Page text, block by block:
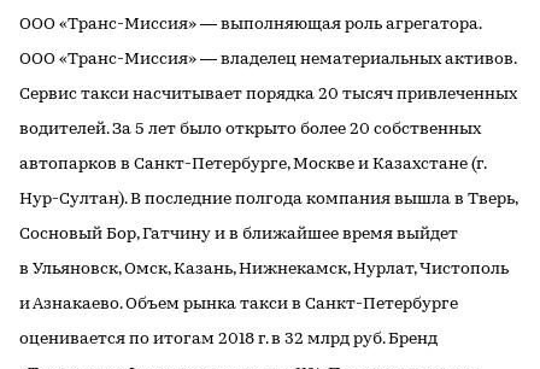
ООО «Транс-Миссия» — выполняющая роль агрегатора.
ООО «Транс-Миссия» — владелец нематериальных активов.
Сервис такси насчитывает порядка 20 тысяч привлеченных
водителей. За 5 лет было открыто более 20 собственных
автопарков в Санкт-Петербурге, Москве и Казахстане (г.
Нур-Султан). В последние полгода компания вышла в Тверь,
Сосновый Бор, Гатчину и в ближайшее время выйдет
в Ульяновск, Омск, Казань, Нижнекамск, Нурлат, Чистополь
и Азнакаево. Объем рынка такси в Санкт-Петербурге
оценивается по итогам 2018 г. в 32 млрд руб. Бренд